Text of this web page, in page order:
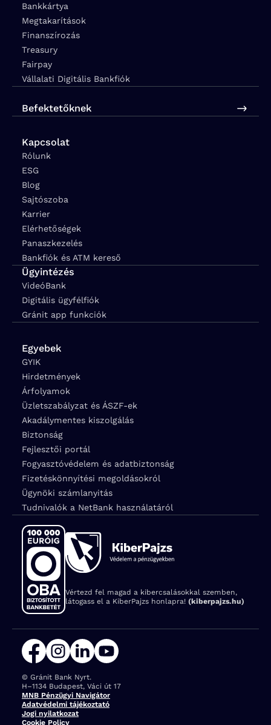
Bankkártya
Megtakarítások
Finanszírozás
Treasury
Fairpay
Vállalati Digitális Bankfiók
Befektetőknek
Kapcsolat
Rólunk
ESG
Blog
Sajtószoba
Karrier
Elérhetőségek
Panaszkezelés
Bankfiók és ATM kereső
Ügyintézés
VideóBank
Digitális ügyfélfiók
Gránit app funkciók
Egyebek
GYIK
Hirdetmények
Árfolyamok
Üzletszabályzat és ÁSZF-ek
Akadálymentes kiszolgálás
Biztonság
Fejlesztői portál
Fogyasztóvédelem és adatbiztonság
Fizetéskönnyítési megoldásokról
Ügynöki számlanyitás
Tudnivalók a NetBank használatáról
Vértezd fel magad a kibercsalásokkal szemben,
látogass el a KiberPajzs honlapra! (kiberpajzs.hu)
© Gránit Bank Nyrt.
Cím:
H–1134 Budapest, Váci út 17
MNB Pénzügyi Navigátor
Adatvédelmi tájékoztató
Jogi nyilatkozat
Cookie Policy